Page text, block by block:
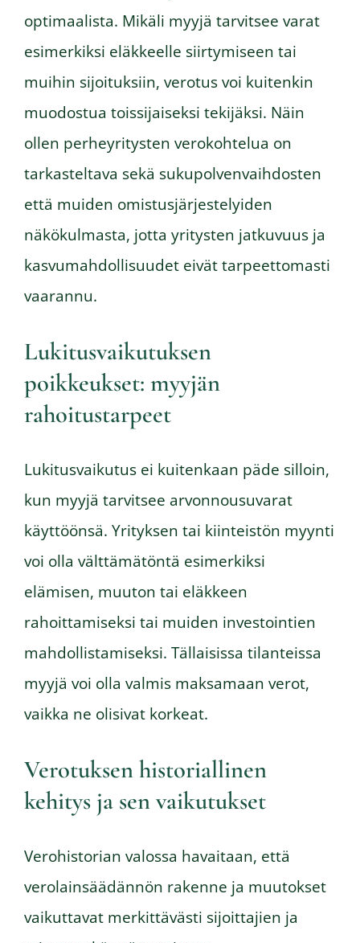
optimaalista. Mikäli myyjä tarvitsee varat
esimerkiksi eläkkeelle siirtymiseen tai
muihin sijoituksiin, verotus voi kuitenkin
muodostua toissijaiseksi tekijäksi. Näin
ollen perheyritysten verokohtelua on
tarkasteltava sekä sukupolvenvaihdosten
että muiden omistusjärjestelyiden
näkökulmasta, jotta yritysten jatkuvuus ja
kasvumahdollisuudet eivät tarpeettomasti
vaarannu.
Lukitusvaikutuksen
poikkeukset: myyjän
rahoitustarpeet
Lukitusvaikutus ei kuitenkaan päde silloin,
kun myyjä tarvitsee arvonnousuvarat
käyttöönsä. Yrityksen tai kiinteistön myynti
voi olla välttämätöntä esimerkiksi
elämisen, muuton tai eläkkeen
rahoittamiseksi tai muiden investointien
mahdollistamiseksi. Tällaisissa tilanteissa
myyjä voi olla valmis maksamaan verot,
vaikka ne olisivat korkeat.
Verotuksen historiallinen
kehitys ja sen vaikutukset
Verohistorian valossa havaitaan, että
verolainsäädännön rakenne ja muutokset
vaikuttavat merkittävästi sijoittajien ja